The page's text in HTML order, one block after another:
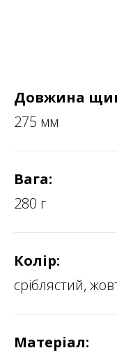
Довжина
275 мм
Вага:
280 г
Колір:
сріблястий,
Матеріал: